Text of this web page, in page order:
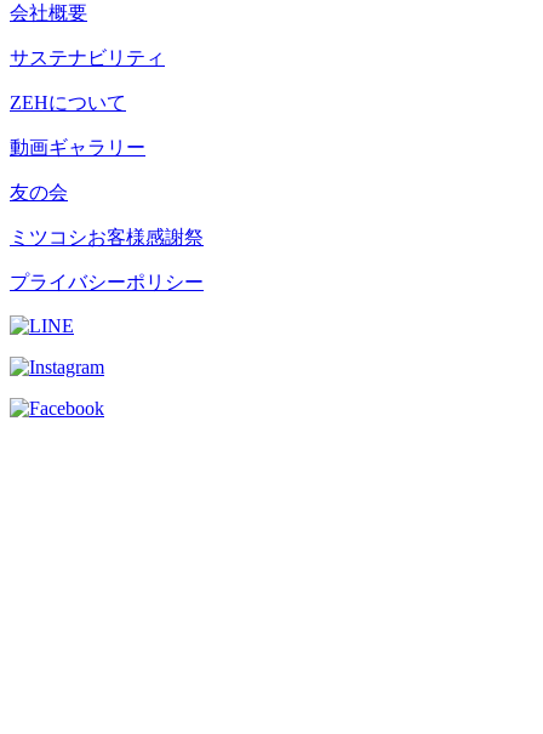
会社概要
サステナビリティ
ZEHについて
動画ギャラリー
友の会
ミツコシお客様感謝祭
プライバシーポリシー